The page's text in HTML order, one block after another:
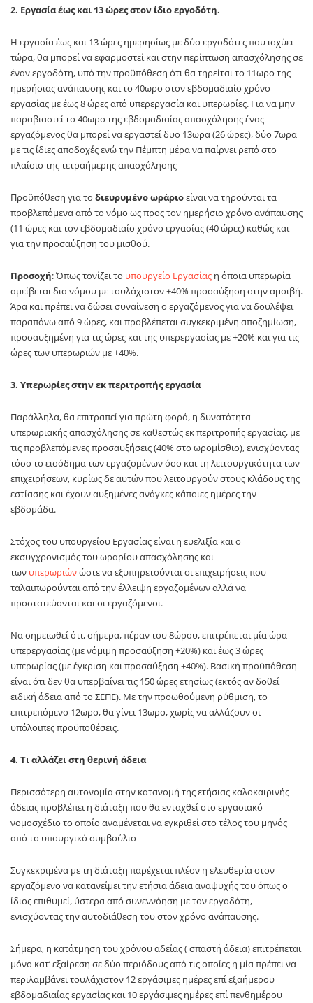
2. Εργασία έως και 13 ώρες στον ίδιο εργοδότη.
Η εργασία έως και 13 ώρες ημερησίως με δύο εργοδότες που ισχύει
τώρα, θα μπορεί να εφαρμοστεί και στην περίπτωση απασχόλησης σε
έναν εργοδότη, υπό την προϋπόθεση ότι θα τηρείται το 11ωρο της
ημερήσιας ανάπαυσης και το 40ωρο στον εβδομαδιαίο χρόνο
εργασίας με έως 8 ώρες από υπερεργασία και υπερωρίες. Για να μην
παραβιαστεί το 40ωρο της εβδομαδιαίας απασχόλησης ένας
εργαζόμενος θα μπορεί να εργαστεί δυο 13ωρα (26 ώρες), δύο 7ωρα
με τις ίδιες αποδοχές ενώ την Πέμπτη μέρα να παίρνει ρεπό στο
πλαίσιο της τετραήμερης απασχόλησης
Προϋπόθεση για το διευρυμένο ωράριοείναι να τηρούνται τα
προβλεπόμενα από το νόμο ως προς τον ημερήσιο χρόνο ανάπαυσης
(11 ώρες και τον εβδομαδιαίο χρόνο εργασίας (40 ώρες) καθώς και
για την προσαύξηση του μισθού.
Προσοχή: Όπως τονίζει το υπουργείο Εργασίας η όποια υπερωρία
αμείβεται δια νόμου με τουλάχιστον +40% προσαύξηση στην αμοιβή.
Άρα και πρέπει να δώσει συναίνεση ο εργαζόμενος για να δουλέψει
παραπάνω από 9 ώρες, και προβλέπεται συγκεκριμένη αποζημίωση,
προσαυξημένη για τις ώρες και της υπερεργασίας με +20% και για τις
ώρες των υπερωριών με +40%.
3. Υπερωρίες στην εκ περιτροπής εργασία
Παράλληλα, θα επιτραπεί για πρώτη φορά, η δυνατότητα
υπερωριακής απασχόλησης σε καθεστώς εκ περιτροπής εργασίας, με
τις προβλεπόμενες προσαυξήσεις (40% στο ωρομίσθιο), ενισχύοντας
τόσο το εισόδημα των εργαζομένων όσο και τη λειτουργικότητα των
επιχειρήσεων, κυρίως δε αυτών που λειτουργούν στους κλάδους της
εστίασης και έχουν αυξημένες ανάγκες κάποιες ημέρες την
εβδομάδα.
Στόχος του υπουργείου Εργασίας είναι η ευελιξία και ο
εκσυγχρονισμός του ωραρίου απασχόλησης και
των υπερωριώνώστε να εξυπηρετούνται οι επιχειρήσεις που
ταλαιπωρούνται από την έλλειψη εργαζομένων αλλά να
προστατεύονται και οι εργαζόμενοι.
Να σημειωθεί ότι, σήμερα, πέραν του 8ώρου, επιτρέπεται μία ώρα
υπερεργασίας (με νόμιμη προσαύξηση +20%) και έως 3 ώρες
υπερωρίας (με έγκριση και προσαύξηση +40%). Βασική προϋπόθεση
είναι ότι δεν θα υπερβαίνει τις 150 ώρες ετησίως (εκτός αν δοθεί
ειδική άδεια από το ΣΕΠΕ). Με την προωθούμενη ρύθμιση, το
επιτρεπόμενο 12ωρο, θα γίνει 13ωρο, χωρίς να αλλάζουν οι
υπόλοιπες προϋποθέσεις.
4. Τι αλλάζει στη θερινή άδεια
Περισσότερη αυτονομία στην κατανομή της ετήσιας καλοκαιρινής
άδειας προβλέπει η διάταξη που θα ενταχθεί στο εργασιακό
νομοσχέδιο το οποίο αναμένεται να εγκριθεί στο τέλος του μηνός
από το υπουργικό συμβούλιο
Συγκεκριμένα με τη διάταξη παρέχεται πλέον η ελευθερία στον
εργαζόμενο να κατανείμει την ετήσια άδεια αναψυχής του όπως ο
ίδιος επιθυμεί, ύστερα από συνεννόηση με τον εργοδότη,
ενισχύοντας την αυτοδιάθεση του στον χρόνο ανάπαυσης.
Σήμερα, η κατάτμηση του χρόνου αδείας ( σπαστή άδεια) επιτρέπεται
μόνο κατ’ εξαίρεση σε δύο περιόδους από τις οποίες η μία πρέπει να
περιλαμβάνει τουλάχιστον 12 εργάσιμες ημέρες επί εξαήμερου
εβδομαδιαίας εργασίας και 10 εργάσιμες ημέρες επί πενθημέρου